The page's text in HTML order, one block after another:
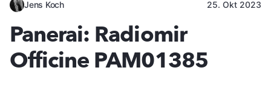
Jens Koch 25. Okt 2023
Panerai: Radiomir
Officine PAM01385